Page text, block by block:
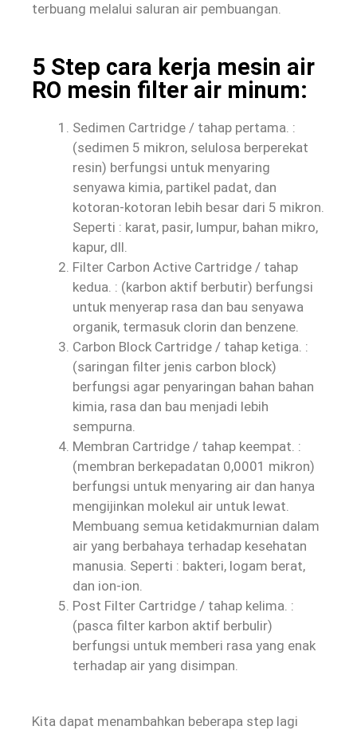
terbuang melalui saluran air pembuangan.
5 Step cara kerja mesin air
RO mesin filter air minum:
Sedimen Cartridge / tahap pertama. :
(sedimen 5 mikron, selulosa berperekat
resin) berfungsi untuk menyaring
senyawa kimia, partikel padat, dan
kotoran-kotoran lebih besar dari 5 mikron.
Seperti : karat, pasir, lumpur, bahan mikro,
kapur, dll.
Filter Carbon Active Cartridge / tahap
kedua. : (karbon aktif berbutir) berfungsi
untuk menyerap rasa dan bau senyawa
organik, termasuk clorin dan benzene.
Carbon Block Cartridge / tahap ketiga. :
(saringan filter jenis carbon block)
berfungsi agar penyaringan bahan bahan
kimia, rasa dan bau menjadi lebih
sempurna.
Membran Cartridge / tahap keempat. :
(membran berkepadatan 0,0001 mikron)
berfungsi untuk menyaring air dan hanya
mengijinkan molekul air untuk lewat.
Membuang semua ketidakmurnian dalam
air yang berbahaya terhadap kesehatan
manusia. Seperti : bakteri, logam berat,
dan ion-ion.
Post Filter Cartridge / tahap kelima. :
(pasca filter karbon aktif berbulir)
berfungsi untuk memberi rasa yang enak
terhadap air yang disimpan.
Kita dapat menambahkan beberapa step lagi